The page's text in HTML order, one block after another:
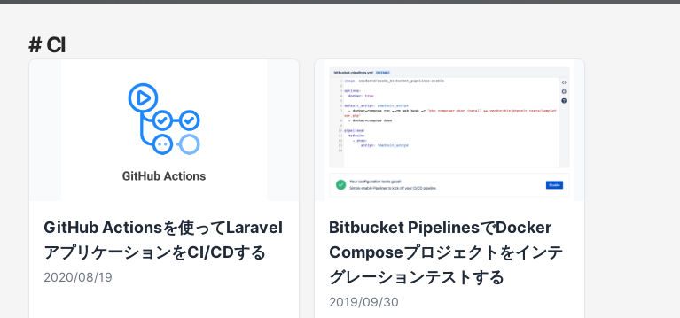
# CI
GitHub Actionsを使ってLaravel
アプリケーションをCI/CDする
2020/08/19
Bitbucket PipelinesでDocker
Composeプロジェクトをインテ
グレーションテストする
2019/09/30